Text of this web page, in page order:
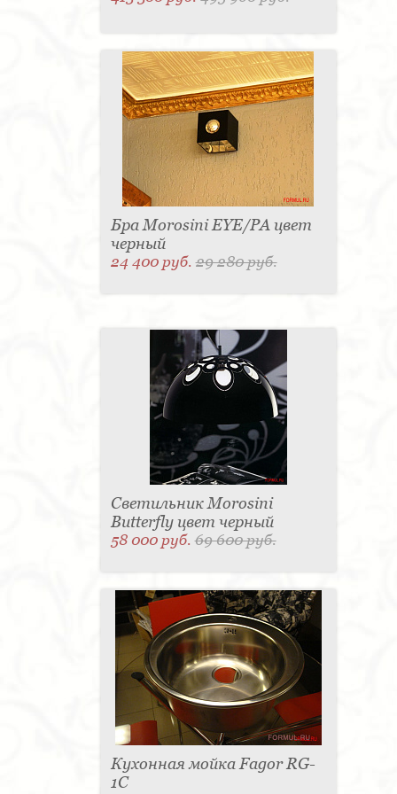
Бра Morosini EYE/PA цвет
черный
24 400 руб.29 280 руб.
Светильник Morosini
Butterfly цвет черный
58 000 руб.69 600 руб.
Кухонная мойка Fagor RG-
1C